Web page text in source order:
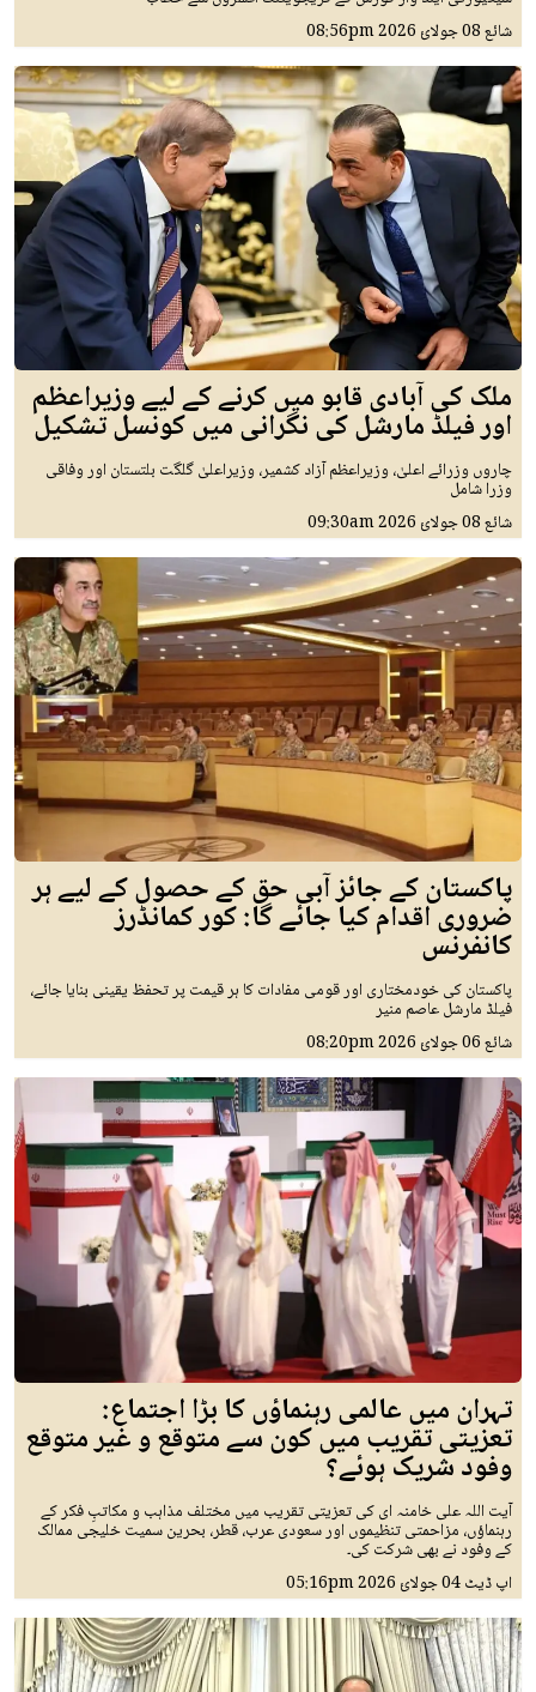
شائع08 جولائ 2026 08:56pm
ملک کی آبادی قابو میں کرنے کے لیے وزیراعظم
اور فیلڈ مارشل کی نگرانی میں کونسل تشکیل
چاروں وزرائے اعلیٰ، وزیراعظم آزاد کشمیر، وزیراعلیٰ گلگت بلتستان اور وفاقی
وزرا شامل
شائع08 جولائ 2026 09:30am
پاکستان کے جائز آبی حق کے حصول کے لیے ہر
ضروری اقدام کیا جائے گا: کور کمانڈرز
کانفرنس
پاکستان کی خودمختاری اور قومی مفادات کا ہر قیمت پر تحفظ یقینی بنایا جائے،
فیلڈ مارشل عاصم منیر
شائع06 جولائ 2026 08:20pm
تہران میں عالمی رہنماؤں کا بڑا اجتماع:
تعزیتی تقریب میں کون سے متوقع و غیر متوقع
وفود شریک ہوئے؟
آیت اللہ علی خامنہ ای کی تعزیتی تقریب میں مختلف مذاہب و مکاتبِ فکر کے
رہنماؤں، مزاحمتی تنظیموں اور سعودی عرب، قطر، بحرین سمیت خلیجی ممالک
کے وفود نے بھی شرکت کی۔
اپ ڈیٹ04 جولائ 2026 05:16pm